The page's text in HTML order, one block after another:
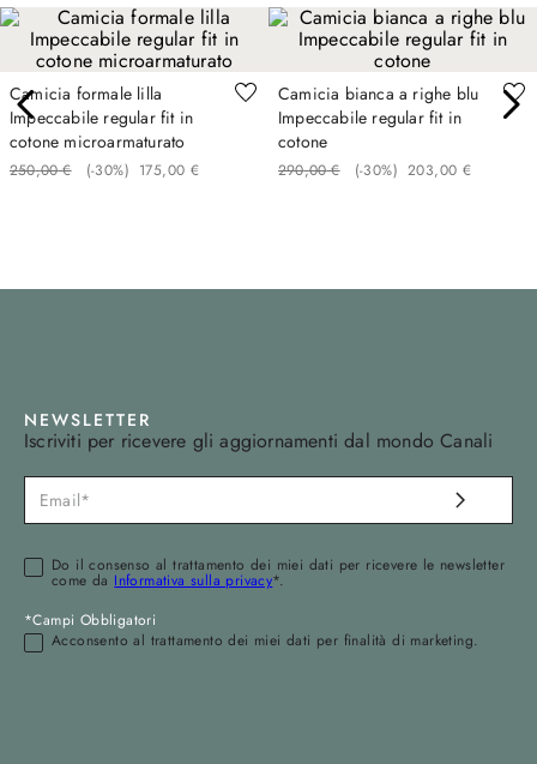
Camicia formale lilla
Impeccabile regular fit in
cotone microarmaturato
250,00 € (-30%) 175,00 €
Camicia bianca a righe blu
Impeccabile regular fit in
cotone
290,00 € (-30%) 203,00 €
NEWSLETTER
Iscriviti per ricevere gli aggiornamenti dal mondo Canali
Do il consenso al trattamento dei miei dati per ricevere le newsletter
come da Informativa sulla privacy*.
*Campi Obbligatori
Acconsento al trattamento dei miei dati per finalità di marketing.